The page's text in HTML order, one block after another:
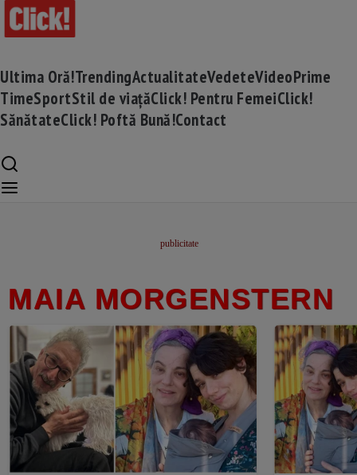
Ultima Oră!TrendingActualitateVedeteVideoPrime
TimeSportStil de viațăClick! Pentru FemeiClick!
SănătateClick! Poftă Bună!Contact
MAIA MORGENSTERN